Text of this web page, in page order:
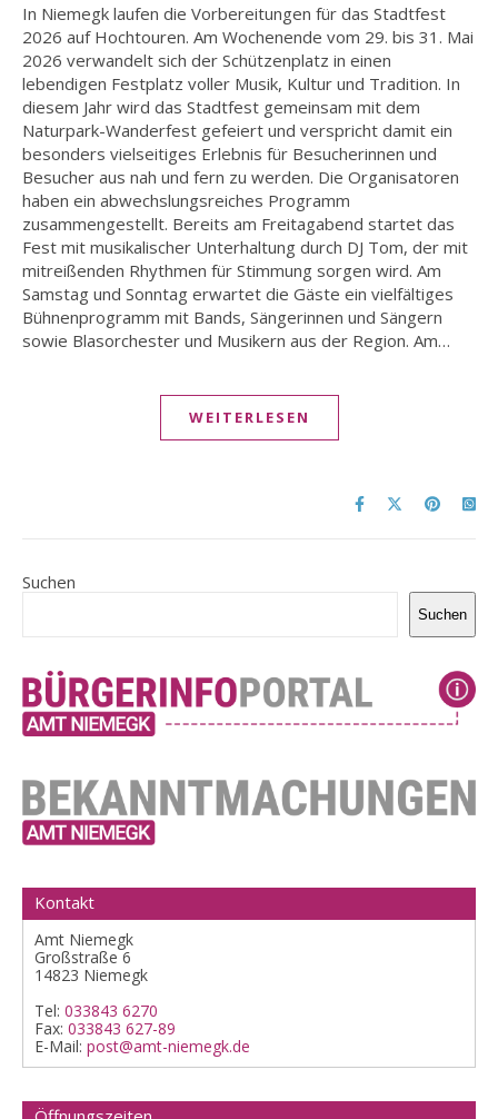
In Niemegk laufen die Vorbereitungen für das Stadtfest
2026 auf Hochtouren. Am Wochenende vom 29. bis 31. Mai
2026 verwandelt sich der Schützenplatz in einen
lebendigen Festplatz voller Musik, Kultur und Tradition. In
diesem Jahr wird das Stadtfest gemeinsam mit dem
Naturpark-Wanderfest gefeiert und verspricht damit ein
besonders vielseitiges Erlebnis für Besucherinnen und
Besucher aus nah und fern zu werden. Die Organisatoren
haben ein abwechslungsreiches Programm
zusammengestellt. Bereits am Freitagabend startet das
Fest mit musikalischer Unterhaltung durch DJ Tom, der mit
mitreißenden Rhythmen für Stimmung sorgen wird. Am
Samstag und Sonntag erwartet die Gäste ein vielfältiges
Bühnenprogramm mit Bands, Sängerinnen und Sängern
sowie Blasorchester und Musikern aus der Region. Am…
WEITERLESEN
Suchen
Suchen
Kontakt
Amt Niemegk
Großstraße 6
14823 Niemegk
Tel: 033843 6270
Fax: 033843 627-89
E-Mail: post@amt-niemegk.de